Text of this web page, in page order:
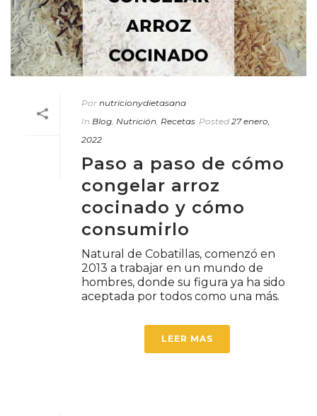
Por nutricionydietasana
In Blog, Nutrición, Recetas Posted 27 enero,
2022
Paso a paso de cómo
congelar arroz
cocinado y cómo
consumirlo
Natural de Cobatillas, comenzó en
2013 a trabajar en un mundo de
hombres, donde su figura ya ha sido
aceptada por todos como una más.
LEER MAS